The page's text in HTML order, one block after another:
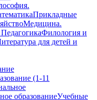
Прикладные
Медицина.
Филология и
для детей и
(1-11
образованиеУчебные